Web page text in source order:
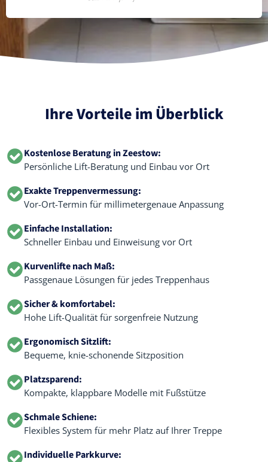
Ihre Vorteile im Überblick
Kostenlose Beratung in Zeestow:
Persönliche Lift-Beratung und Einbau vor Ort
Exakte Treppenvermessung:
Vor-Ort-Termin für millimetergenaue Anpassung
Einfache Installation:
Schneller Einbau und Einweisung vor Ort
Kurvenlifte nach Maß:
Passgenaue Lösungen für jedes Treppenhaus
Sicher & komfortabel:
Hohe Lift-Qualität für sorgenfreie Nutzung
Ergonomisch Sitzlift:
Bequeme, knie-schonende Sitzposition
Platzsparend:
Kompakte, klappbare Modelle mit Fußstütze
Schmale Schiene:
Flexibles System für mehr Platz auf Ihrer Treppe
Individuelle Parkkurve: